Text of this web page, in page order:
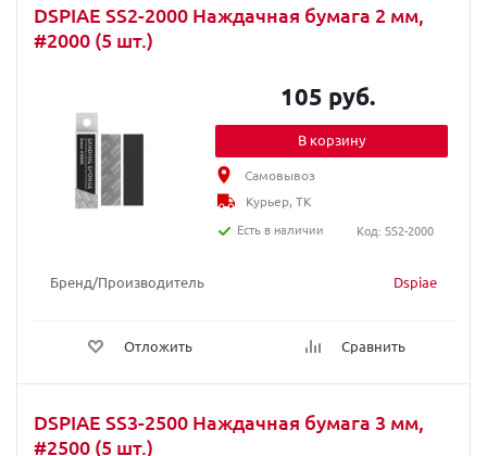
DSPIAE SS2-2000 Наждачная бумага 2 мм,
#2000 (5 шт.)
Бренд/Производитель Dspiae
Отложить Сравнить
105 руб.
В корзину
Самовывоз
Курьер, ТК
Есть в наличии
Код: SS2-2000
DSPIAE SS3-2500 Наждачная бумага 3 мм,
#2500 (5 шт.)